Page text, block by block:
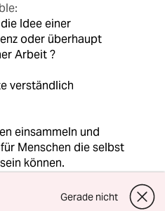
Idee einer
oder überhaupt
Arbeit ?
verständlich
einsammeln und
Menschen die selbst
können.
Gerade nicht